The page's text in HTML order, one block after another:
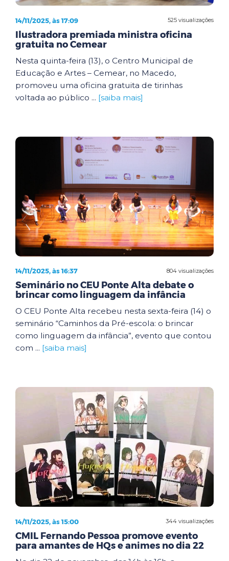
525 visualizações
14/11/2025, às 17:09
Ilustradora premiada ministra oficina
gratuita no Cemear
Nesta quinta-feira (13), o Centro Municipal de
Educação e Artes – Cemear, no Macedo,
promoveu uma oficina gratuita de tirinhas
voltada ao público ... [saiba mais]
804 visualizações
14/11/2025, às 16:37
Seminário no CEU Ponte Alta debate o
brincar como linguagem da infância
O CEU Ponte Alta recebeu nesta sexta-feira (14) o
seminário “Caminhos da Pré-escola: o brincar
como linguagem da infância”, evento que contou
com ... [saiba mais]
344 visualizações
14/11/2025, às 15:00
CMIL Fernando Pessoa promove evento
para amantes de HQs e animes no dia 22